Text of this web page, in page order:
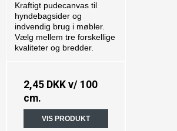
Kraftigt pudecanvas til
hyndebagsider og
indvendig brug i møbler.
Vælg mellem tre forskellige
kvaliteter og bredder.
2,45 DKK v/ 100
cm.
VIS PRODUKT